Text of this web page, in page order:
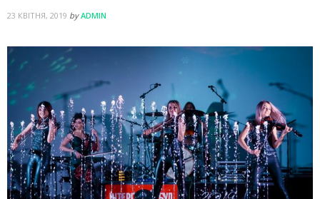
23 КВІТНЯ, 2019 by ADMIN